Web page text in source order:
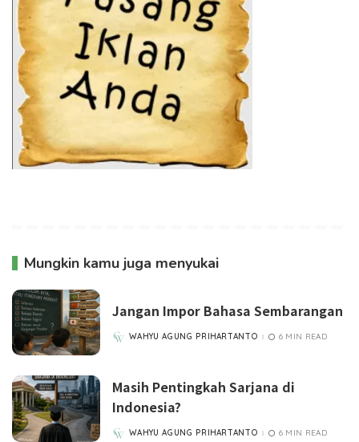
Mungkin kamu juga menyukai
Jangan Impor Bahasa Sembarangan
POSTED
WAHYU AGUNG PRIHARTANTO 6 MIN READ
Masih Pentingkah Sarjana di
Indonesia?
POSTED
WAHYU AGUNG PRIHARTANTO 6 MIN READ